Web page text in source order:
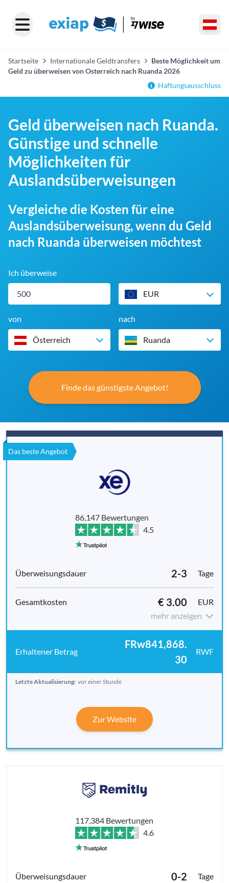
Startseite Internationale Geldtransfers
Beste Möglichkeit um
Geld zu überweisen von Osterreich nach Ruanda 2026
Haftungsausschluss
Geld überweisen nach Ruanda.
Günstige und schnelle
Möglichkeiten für
Auslandsüberweisungen
Vergleiche die Kosten für eine
Auslandsüberweisung, wenn du Geld
nach Ruanda überweisen möchtest
Ich überweise
EUR
von
Österreich
nach
Ruanda
Finde das günstigste Angebot!
Das beste Angebot
86,147 Bewertungen
4.5
2-3 Tage
€ 3.00
EUR
mehr anzeigen
FRw841,868.
30
RWF
Letzte Aktualisierung: vor einer Stunde
Zur Website
117,384 Bewertungen
4.6
0-2 Tage